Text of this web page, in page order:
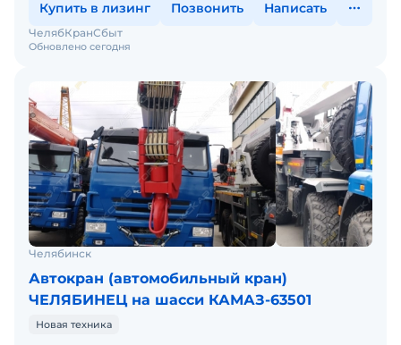
Купить в лизинг Позвонить Написать
Обновлено сегодня
ЧелябКранСбыт
Челябинск
Автокран (автомобильный кран)
ЧЕЛЯБИНЕЦ на шасси КАМАЗ-63501
Новая техника